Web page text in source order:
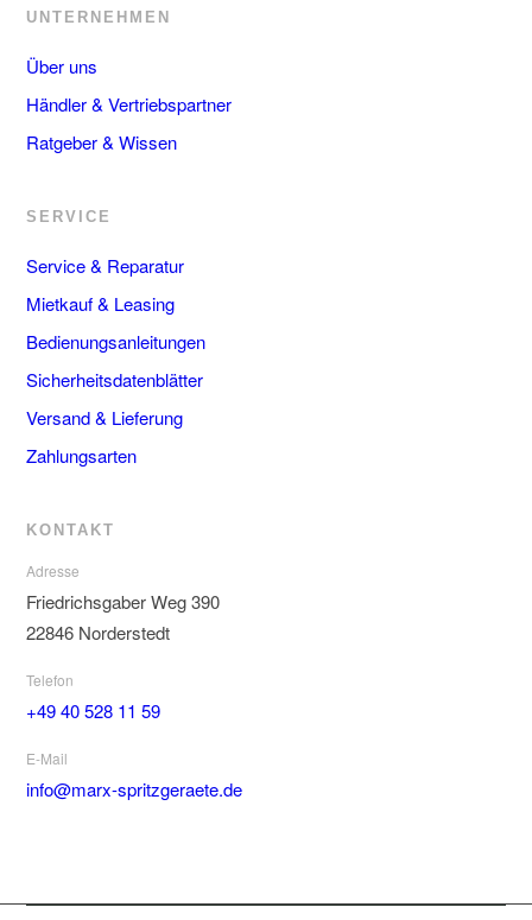
UNTERNEHMEN
Über uns
Händler & Vertriebspartner
Ratgeber & Wissen
SERVICE
Service & Reparatur
Mietkauf & Leasing
Bedienungsanleitungen
Sicherheitsdatenblätter
Versand & Lieferung
Zahlungsarten
KONTAKT
Adresse
Friedrichsgaber Weg 390
22846 Norderstedt
Telefon
+49 40 528 11 59
E-Mail
info@marx-spritzgeraete.de